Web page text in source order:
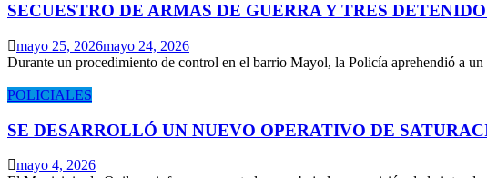
SECUESTRO DE ARMAS DE GUERRA Y TRES
mayo 25, 2026mayo 24, 2026
Durante un procedimiento de control en el barrio Mayol, la Policía aprehendió a
POLICIALES
SE DESARROLLÓ UN NUEVO OPERATIVO DE
mayo 4, 2026